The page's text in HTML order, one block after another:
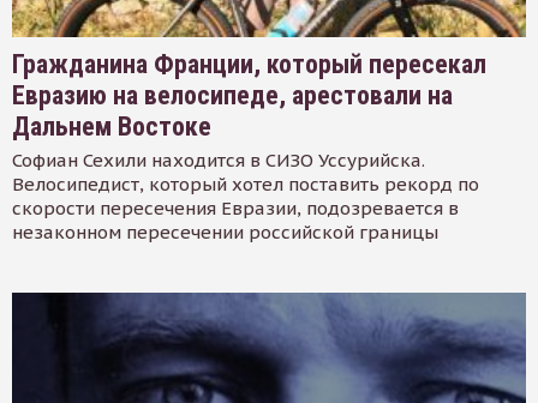
Гражданина Франции, который пересекал
Евразию на велосипеде, арестовали на
Дальнем Востоке
Софиан Сехили находится в СИЗО Уссурийска.
Велосипедист, который хотел поставить рекорд по
скорости пересечения Евразии, подозревается в
незаконном пересечении российской границы